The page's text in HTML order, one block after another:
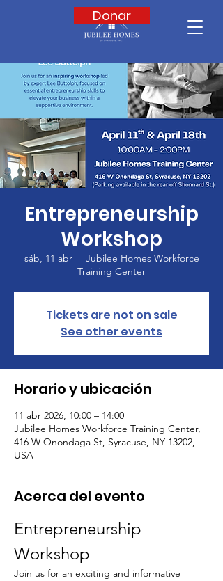
Donar
Entrepreneurship
Workshop
sáb, 11 abr
  |
Jubilee Homes Workforce
Training Center
Tickets are not on sale
See other events
Horario y ubicación
11 abr 2026, 10:00 – 14:00
Jubilee Homes Workforce Training Center,
416 W Onondaga St, Syracuse, NY 13202,
USA
Acerca del evento
Entrepreneurship
Workshop
Join us for an exciting and informative